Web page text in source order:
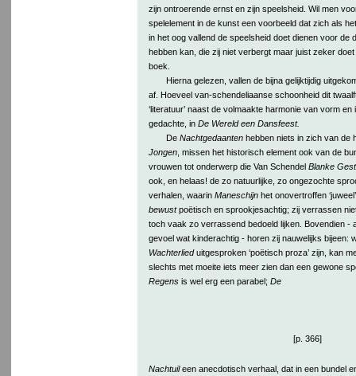
zijn ontroerende ernst en zijn speelsheid. Wil men
spelelement in de kunst een voorbeeld dat zich als
in het oog vallend de speelsheid doet dienen voor de
hebben kan, die zij niet verbergt maar juist zeker
boek.
Hierna gelezen, vallen de bijna gelijktijdig
af. Hoeveel van-schendeliaanse schoonheid dit
‘literatuur’ naast de volmaakte harmonie van vorm
gedachte, in De Wereld een Dansfeest.
De Nachtgedaantenhebben niets in zich van de
Jongen, missen het historisch element ook van de
vrouwen tot onderwerp die Van Schendel Blanke
ook, en helaas! de zo natuurlijke, zo ongezochte
verhalen, waarin Maneschijnhet onovertroffen
bewustpoëtisch en sprookjesachtig; zij verrassen
toch vaak zo verrassend bedoeld lijken. Bovendien -
gevoel wat kinderachtig - horen zij nauwelijks bijeen:
Wachterlieduitgesproken ‘poëtisch proza’ zijn, kan
slechts met moeite iets meer zien dan een gewone
Regensis wel erg een parabel; De
[p. 366]
Nachtuileen anecdotisch verhaal, dat in een bundel